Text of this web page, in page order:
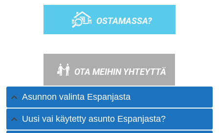
OSTAMASSA?
OTA MEIHIN YHTEYTTÄ
Asunnon valinta Espanjasta
Uusi vai käytetty asunto Espanjasta?